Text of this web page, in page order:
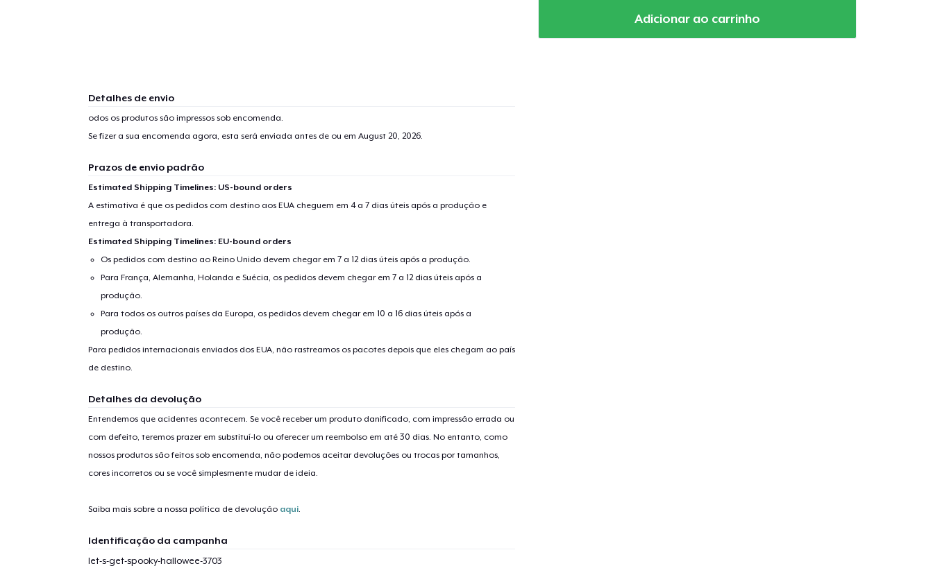
Adicionar ao carrinho
Detalhes de envio
odos os produtos são impressos sob encomenda.
Se fizer a sua encomenda agora, esta será enviada antes de ou em August 20, 2026.
Prazos de envio padrão
Estimated Shipping Timelines: US-bound orders
A estimativa é que os pedidos com destino aos EUA cheguem em 4 a 7 dias úteis após a produção e
entrega à transportadora.
Estimated Shipping Timelines: EU-bound orders
Os pedidos com destino ao Reino Unido devem chegar em 7 a 12 dias úteis após a produção.
Para França, Alemanha, Holanda e Suécia, os pedidos devem chegar em 7 a 12 dias úteis após a
produção.
Para todos os outros países da Europa, os pedidos devem chegar em 10 a 16 dias úteis após a
produção.
Para pedidos internacionais enviados dos EUA, não rastreamos os pacotes depois que eles chegam ao país
de destino.
Detalhes da devolução
Entendemos que acidentes acontecem. Se você receber um produto danificado, com impressão errada ou
com defeito, teremos prazer em substituí-lo ou oferecer um reembolso em até 30 dias. No entanto, como
nossos produtos são feitos sob encomenda, não podemos aceitar devoluções ou trocas por tamanhos,
cores incorretos ou se você simplesmente mudar de ideia.
Saiba mais sobre a nossa política de devolução aqui.
Identificação da campanha
let-s-get-spooky-hallowee-3703